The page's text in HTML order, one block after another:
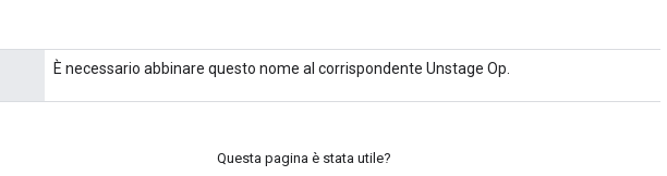
È necessario abbinare questo nome al corrispondente Unstage Op.
Questa pagina è stata utile?